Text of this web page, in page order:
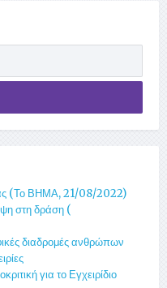
(Το ΒΗΜΑ, 21/08/2022)
στη δράση (
διαδρομές ανθρώπων
για το Εγχειρίδιο